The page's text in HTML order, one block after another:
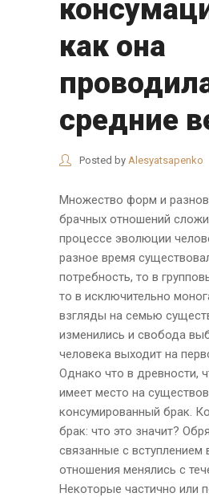
как она
средние
Posted by Alesyatsapenko
Множество форм и
брачных отношений
процессе эволюции
разное время
потребность, то в
то в исключительно
взгляды на семью
изменились и свобода
человека выходит на
Однако что в древности,
имеет место на
консумированный брак.
брак: что это значит?
связанные с вступлением
отношения менялись с
Некоторые частично или